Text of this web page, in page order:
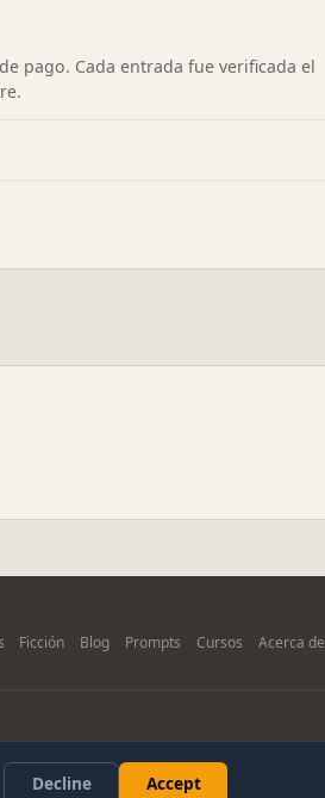
pago. Cada entrada fue verificada el
Ficción Blog Prompts Cursos Acerca de
Decline Accept